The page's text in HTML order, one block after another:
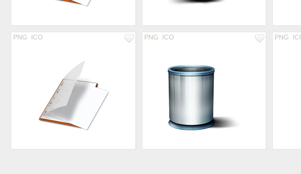
PNG ICO PNG ICO PNG